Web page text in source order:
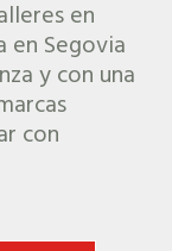
en
en Segovia
y con una
con